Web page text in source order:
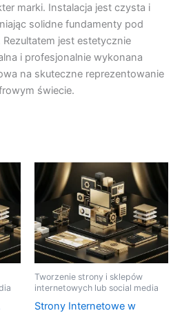
marki. Instalacja jest czysta i
solidne fundamenty pod
jest estetycznie
i profesjonalnie wykonana
na skuteczne reprezentowanie
świecie.
Tworzenie strony i sklepów
internetowych lub social media
Strony Internetowe w